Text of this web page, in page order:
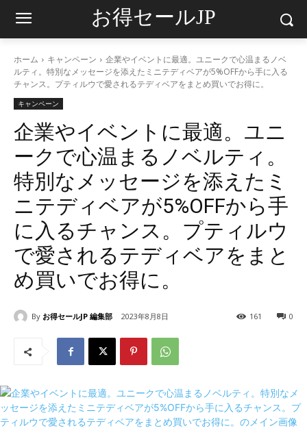
お得セールJP
ホーム キャンペーン
企業やイベントに最適。ユニークで心温まるノベ
ルティ。特別なメッセージを添えたミニテディベアが5%OFFから手に入る
チャンス。プティルウで愛されるテディベアをまとめ買いでお得に。
キャンペーン
企業やイベントに最適。ユニ
ークで心温まるノベルティ。
特別なメッセージを添えたミ
ニテディベアが5%OFFから手
に入るチャンス。プティルウ
で愛されるテディベアをまと
め買いでお得に。
By お得セールJP 編集部 2023年8月8日 0
161